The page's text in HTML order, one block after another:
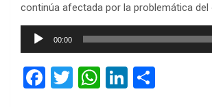
continúa afectada por la problemática del
Reproductor
00:00
F
T
W Li